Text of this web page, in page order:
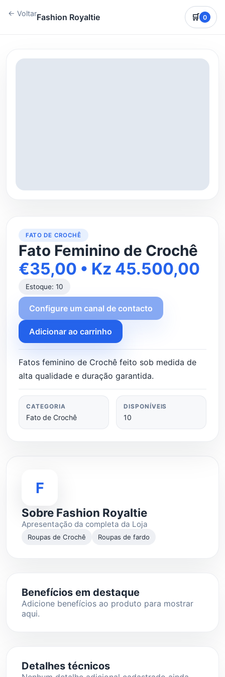
← VoltarFashion Royaltie 🛒 0
FATO DE CROCHÊ
Fato Feminino de Crochê
€35,00 • Kz 45.500,00
Estoque: 10
Configure um canal de contacto
Adicionar ao carrinho
Fatos feminino de Crochê feito sob medida de
alta qualidade e duração garantida.
CATEGORIA
Fato de Crochê
DISPONÍVEIS
10
F
Sobre Fashion Royaltie
Apresentação da completa da Loja
Roupas de Crochê Roupas de fardo
Benefícios em destaque
Adicione benefícios ao produto para mostrar
aqui.
Detalhes técnicos